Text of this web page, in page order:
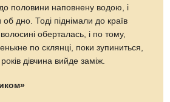
половини наповнену водою, і
об дно. Тоді піднімали до країв
оберталась, і по тому,
по склянці, поки зупиниться,
дівчина вийде заміж.